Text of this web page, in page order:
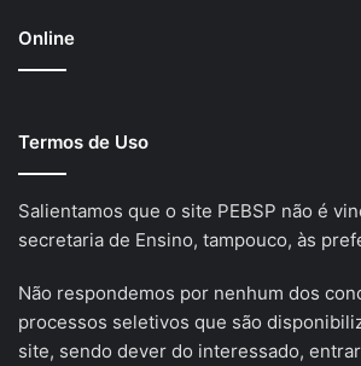
Online
Termos de Uso
Salientamos que o site PEBSP não é
secretaria de Ensino, tampouco, às
Não respondemos por nenhum dos
processos seletivos que são
site, sendo dever do interessado,